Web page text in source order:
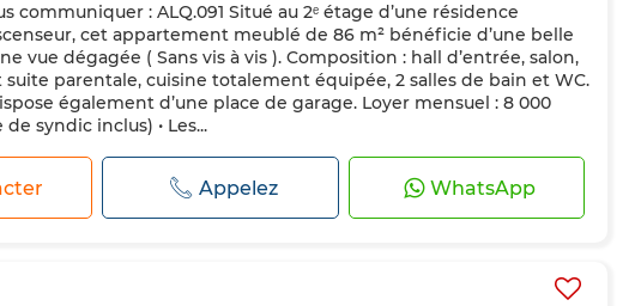
communiquer : ALQ.091 Situé au 2ᵉ étage d’une résidence
cet appartement meublé de 86 m² bénéficie d’une belle
vue dégagée ( Sans vis à vis ). Composition : hall d’entrée, salon,
parentale, cuisine totalement équipée, 2 salles de bain et WC.
également d’une place de garage. Loyer mensuel : 8 000
syndic inclus) • Les...
Appelez WhatsApp